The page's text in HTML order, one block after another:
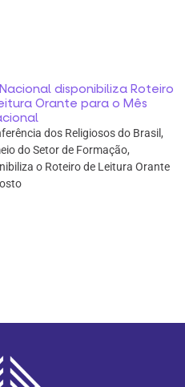
disponibiliza Roteiro
Orante para o Mês
dos Religiosos do Brasil,
do Setor de Formação,
o Roteiro de Leitura Orante